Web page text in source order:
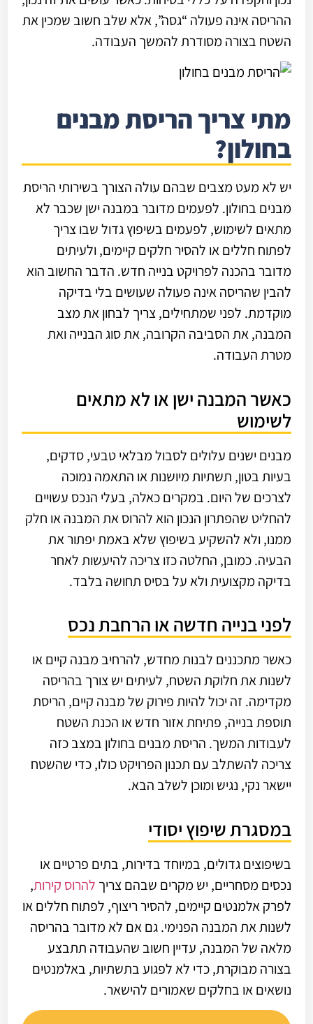
ההריסה אינה פעולה “גסה”, אלא שלב חשוב שמכין את
השטח בצורה מסודרת להמשך העבודה.
מתי צריך הריסת מבנים
בחולון?
יש לא מעט מצבים שבהם עולה הצורך בשירותי הריסת
מבנים בחולון. לפעמים מדובר במבנה ישן שכבר לא
מתאים לשימוש, לפעמים בשיפוץ גדול שבו צריך
לפתוח חללים או להסיר חלקים קיימים, ולעיתים
מדובר בהכנה לפרויקט בנייה חדש. הדבר החשוב הוא
להבין שהריסה אינה פעולה שעושים בלי בדיקה
מוקדמת. לפני שמתחילים, צריך לבחון את מצב
המבנה, את הסביבה הקרובה, את סוג הבנייה ואת
מטרת העבודה.
כאשר המבנה ישן או לא מתאים
לשימוש
מבנים ישנים עלולים לסבול מבלאי טבעי, סדקים,
בעיות בטון, תשתיות מיושנות או התאמה נמוכה
לצרכים של היום. במקרים כאלה, בעלי הנכס עשויים
להחליט שהפתרון הנכון הוא להרוס את המבנה או חלק
ממנו, ולא להשקיע בשיפוץ שלא באמת יפתור את
הבעיה. כמובן, החלטה כזו צריכה להיעשות לאחר
בדיקה מקצועית ולא על בסיס תחושה בלבד.
לפני בנייה חדשה או הרחבת נכס
כאשר מתכננים לבנות מחדש, להרחיב מבנה קיים או
לשנות את חלוקת השטח, לעיתים יש צורך בהריסה
מקדימה. זה יכול להיות פירוק של מבנה קיים, הריסת
תוספת בנייה, פתיחת אזור חדש או הכנת השטח
לעבודות המשך. הריסת מבנים בחולון במצב כזה
צריכה להשתלב עם תכנון הפרויקט כולו, כדי שהשטח
יישאר נקי, נגיש ומוכן לשלב הבא.
במסגרת שיפוץ יסודי
בשיפוצים גדולים, במיוחד בדירות, בתים פרטיים או
נכסים מסחריים, יש מקרים שבהם צריך להרוס קירות,
לפרק אלמנטים קיימים, להסיר ריצוף, לפתוח חללים או
לשנות את המבנה הפנימי. גם אם לא מדובר בהריסה
מלאה של המבנה, עדיין חשוב שהעבודה תתבצע
בצורה מבוקרת, כדי לא לפגוע בתשתיות, באלמנטים
נושאים או בחלקים שאמורים להישאר.